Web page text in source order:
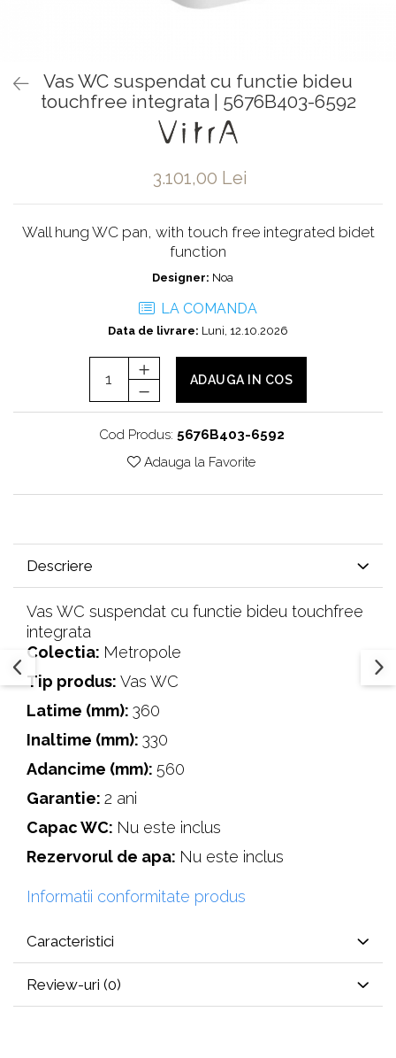
Robinete de trecere
Robinete masina de spalat
Vas WC suspendat cu functie bideu
touchfree integrata | 5676B403-6592
3.101,00 Lei
Wall hung WC pan, with touch free integrated bidet
function
Designer: Noa
LA COMANDA
Data de livrare: Luni, 12.10.2026
ADAUGA IN COS
Cod Produs: 5676B403-6592
Adauga la Favorite
Descriere
Vas WC suspendat cu functie bideu touchfree
integrata
Colectia: Metropole
Tip produs: Vas WC
Latime (mm): 360
Inaltime (mm): 330
Adancime (mm): 560
Garantie: 2 ani
Capac WC: Nu este inclus
Rezervorul de apa: Nu este inclus
Informatii conformitate produs
Caracteristici
Review-uri (0)